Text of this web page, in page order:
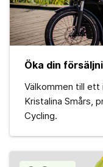
Öka din
Välkommen till ett
Kristalina Smårs,
Cycling.